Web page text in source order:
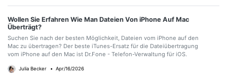
Wollen Sie Erfahren Wie Man Dateien Von iPhone Auf Mac
Überträgt?
Suchen Sie nach der besten Möglichkeit, Dateien vom iPhone auf den
Mac zu übertragen? Der beste iTunes-Ersatz für die Dateiübertragung
vom iPhone auf den Mac ist Dr.Fone - Telefon-Verwaltung für iOS.
Julia Becker • Apr/16/2026